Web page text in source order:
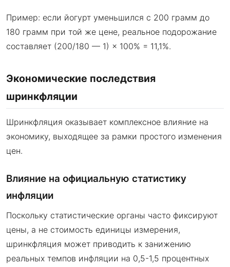
Пример: если йогурт уменьшился с 200 грамм до
180 грамм при той же цене, реальное подорожание
составляет (200/180 — 1) × 100% = 11,1%.
Экономические последствия
шринкфляции
Шринкфляция оказывает комплексное влияние на
экономику, выходящее за рамки простого изменения
цен.
Влияние на официальную статистику
инфляции
Поскольку статистические органы часто фиксируют
цены, а не стоимость единицы измерения,
шринкфляция может приводить к занижению
реальных темпов инфляции на 0,5-1,5 процентных